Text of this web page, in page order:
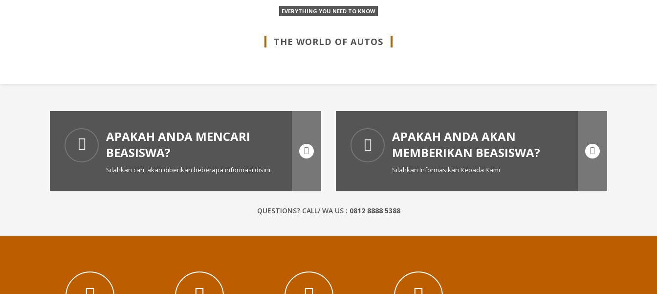
EVERYTHING YOU NEED TO KNOW
THE WORLD OF AUTOS
APAKAH ANDA MENCARI
BEASISWA?
Silahkan cari, akan diberikan beberapa informasi disini.
APAKAH ANDA AKAN
MEMBERIKAN BEASISWA?
Silahkan Informasikan Kepada Kami
QUESTIONS? CALL/ WA US : 0812 8888 5388